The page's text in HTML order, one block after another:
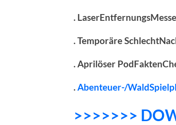
.
. Temporäre
. Aprilöser
. Abenteuer-/
>>>>>>>